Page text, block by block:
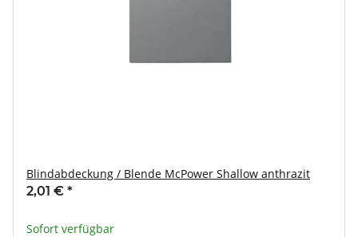
Blindabdeckung / Blende McPower Shallow anthrazit
2,01 € *
Sofort verfügbar